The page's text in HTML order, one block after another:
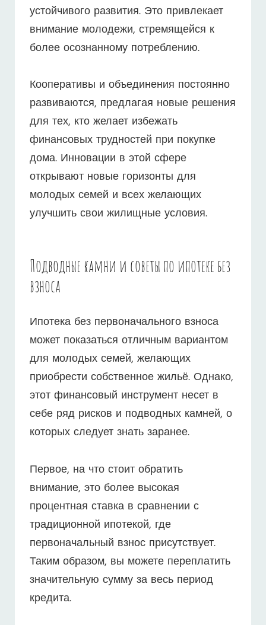
устойчивого развития. Это привлекает
внимание молодежи, стремящейся к
более осознанному потреблению.
Кооперативы и объединения постоянно
развиваются, предлагая новые решения
для тех, кто желает избежать
финансовых трудностей при покупке
дома. Инновации в этой сфере
открывают новые горизонты для
молодых семей и всех желающих
улучшить свои жилищные условия.
Подводные камни и советы по ипотеке без
взноса
Ипотека без первоначального взноса
может показаться отличным вариантом
для молодых семей, желающих
приобрести собственное жильё. Однако,
этот финансовый инструмент несет в
себе ряд рисков и подводных камней, о
которых следует знать заранее.
Первое, на что стоит обратить
внимание, это более высокая
процентная ставка в сравнении с
традиционной ипотекой, где
первоначальный взнос присутствует.
Таким образом, вы можете переплатить
значительную сумму за весь период
кредита.